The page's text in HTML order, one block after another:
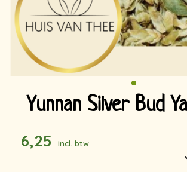
Yunnan Silver Bud
6,25
Incl. btw